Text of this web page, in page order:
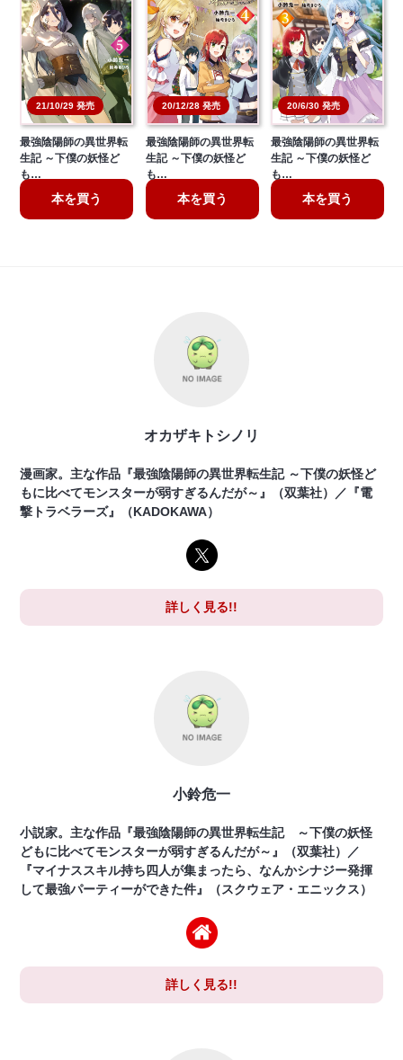
21/10/29 発売
最強陰陽師の異世界転
生記 ～下僕の妖怪ど
も…
本を買う
20/12/28 発売
最強陰陽師の異世界転
生記 ～下僕の妖怪ど
も…
本を買う
20/6/30 発売
最強陰陽師の異世界転
生記 ～下僕の妖怪ど
も…
本を買う
オカザキトシノリ
漫画家。主な作品『最強陰陽師の異世界転生記 ～下僕の妖怪ど
もに比べてモンスターが弱すぎるんだが～』（双葉社）／『電
撃トラベラーズ』（KADOKAWA）
詳しく見る!!
小鈴危一
小説家。主な作品『最強陰陽師の異世界転生記 ～下僕の妖怪
どもに比べてモンスターが弱すぎるんだが～』（双葉社）／
『マイナススキル持ち四人が集まったら、なんかシナジー発揮
して最強パーティーができた件』（スクウェア・エニックス）
詳しく見る!!